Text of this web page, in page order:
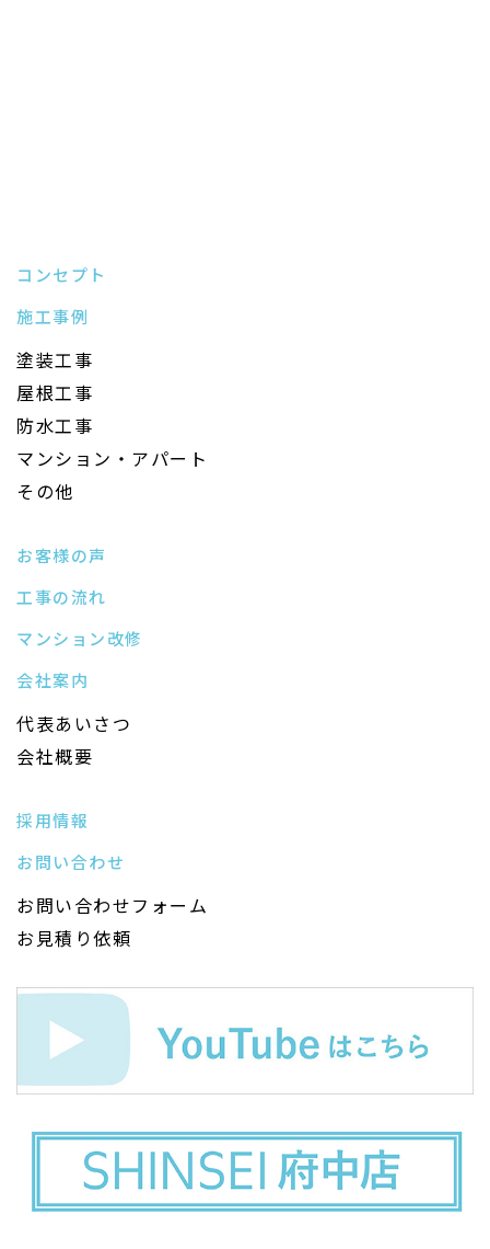
コンセプト
施工事例
塗装工事
屋根工事
防水工事
マンション・アパート
その他
お客様の声
工事の流れ
マンション改修
会社案内
代表あいさつ
会社概要
採用情報
お問い合わせ
お問い合わせフォーム
お見積り依頼